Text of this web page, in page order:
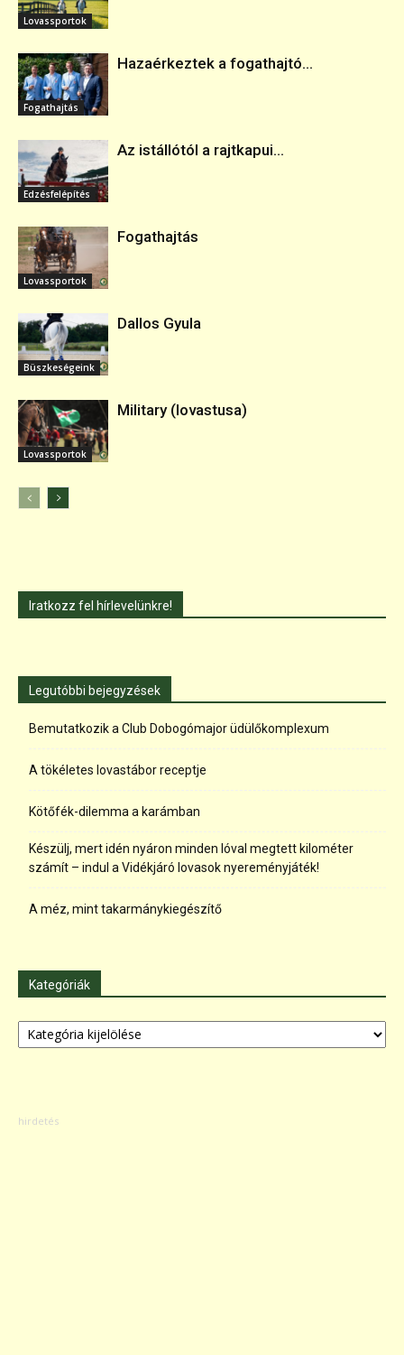
Lovassportok
Fogathajtás
Hazaérkeztek a fogathajtó...
Edzésfelépítés
Az istállótól a rajtkapui...
Lovassportok
Fogathajtás
Büszkeségeink
Dallos Gyula
Lovassportok
Military (lovastusa)
Iratkozz fel hírlevelünkre!
Legutóbbi bejegyzések
Bemutatkozik a Club Dobogómajor üdülőkomplexum
A tökéletes lovastábor receptje
Kötőfék-dilemma a karámban
Készülj, mert idén nyáron minden lóval megtett kilométer
számít – indul a Vidékjáró lovasok nyereményjáték!
A méz, mint takarmánykiegészítő
Kategóriák
Kategóriák